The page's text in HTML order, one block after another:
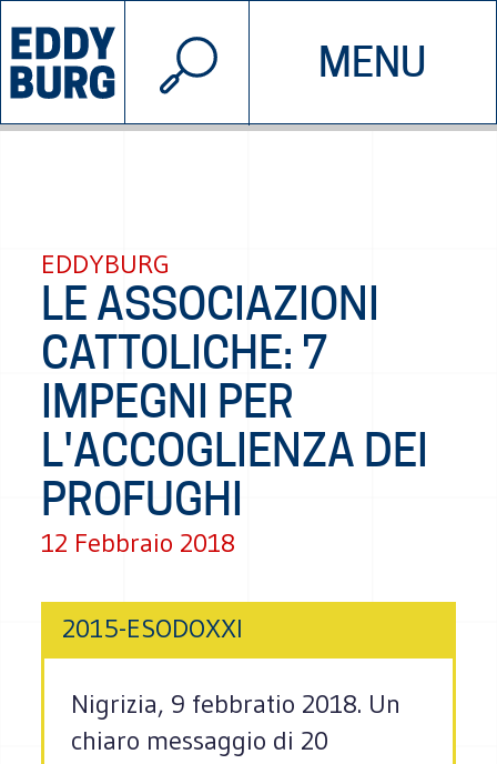
MENU
INIZIATIVE CHI SIAMO
© 2026 EDDYBURG
EDDYBURG
LE ASSOCIAZIONI
CATTOLICHE: 7
IMPEGNI PER
L'ACCOGLIENZA DEI
PROFUGHI
12 Febbraio 2018
2015-ESODOXXI
Nigrizia, 9 febbratio 2018. Un
chiaro messaggio di 20